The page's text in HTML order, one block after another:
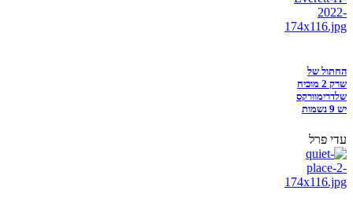
החתול של
שרק 2 מוכיח
שלדרימוורקס
יש 9 נשמות
עדי פרל